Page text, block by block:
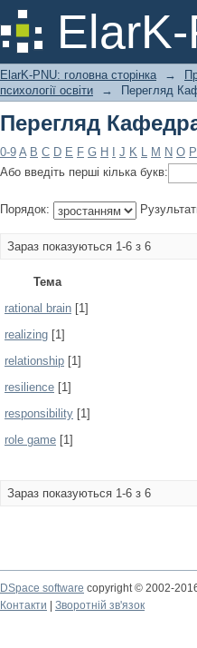
Перегляд
ElarK-PNU: головна сторінка →
психології освіти
→ Перегляд
Перегляд
0-9 A B C D E F G H J K L M N O P
Або введіть перші кілька букв:
Порядок:
Зараз показуються 1-6 з 6
Тема
rational brain [1]
realizing [1]
relationship [1]
resilience [1]
responsibility [1]
role game [1]
Зараз показуються 1-6 з 6
DSpace software copyright © 2002-
Контакти
Зворотній зв'язок